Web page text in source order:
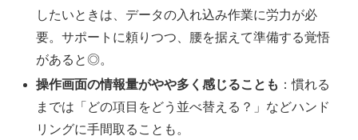
したいときは、データの入れ込み作業に労力が必
要。サポートに頼りつつ、腰を据えて準備する覚悟
があると◎。
操作画面の情報量がやや多く感じることも ：慣れる
までは「どの項目をどう並べ替える？」などハンド
リングに手間取ることも。